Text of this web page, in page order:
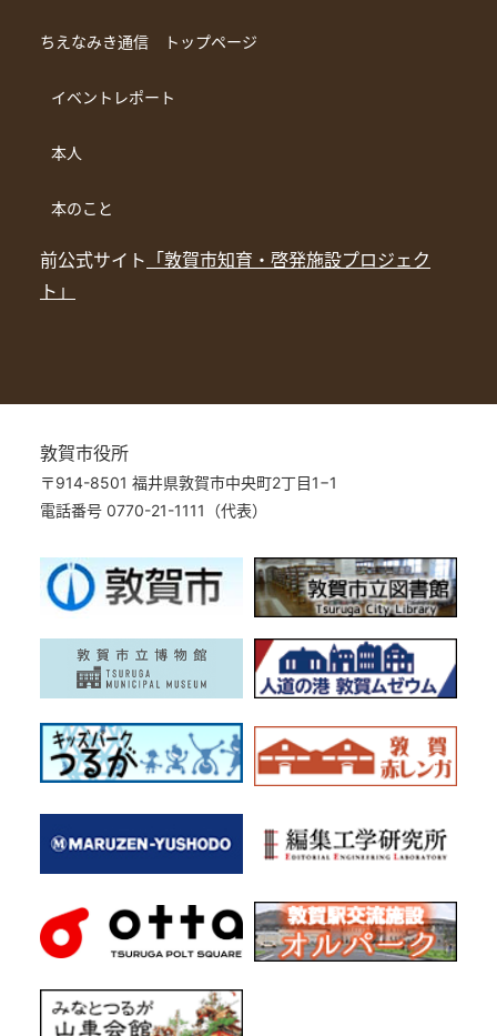
ちえなみき通信 トップページ
イベントレポート
本人
本のこと
前公式サイト 「敦賀市知育・啓発施設プロジェク
ト」
敦賀市役所
〒914-8501 福井県敦賀市中央町2丁目1−1
電話番号 0770-21-1111（代表）